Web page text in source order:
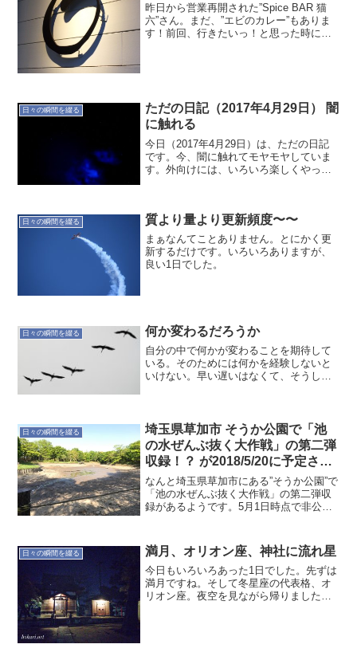
昨日から営業再開された”Spice BAR 猫
六”さん。まだ、”エビのカレー”もありま
す！前回、行きたいっ！と思った時に、
日々の瞬間を綴る
ただの日記（2017年4月29日） 闇
に触れる
今日（2017年4月29日）は、ただの日記
です。今、闇に触れてモヤモヤしていま
す。外向けには、いろいろ楽しくやって
るところで行き来し...
日々の瞬間を綴る 質より量より更新頻度〜〜
まぁなんてことありません。とにかく更
新するだけです。いろいろありますが、
良い1日でした。
日々の瞬間を綴る 何か変わるだろうか
自分の中で何かが変わることを期待して
いる。そのためには何かを経験しないと
いけない。早い遅いはなくて、そうした
日々の瞬間を綴る
埼玉県草加市 そうか公園で「池
の水ぜんぶ抜く大作戦」の第二弾
収録！？ が2018/5/20に予定され
ている？
なんと埼玉県草加市にある”そうか公園”で
「池の水ぜんぶ抜く大作戦」の第二弾収
録があるようです。5月1日時点で非公式
ページやテレビ東京のホームページ見て
も載っていま...
日々の瞬間を綴る 満月、オリオン座、神社に流れ星
今日もいろいろあった1日でした。先ずは
満月ですね。そして冬星座の代表格、オ
リオン座。夜空を見ながら帰りました。